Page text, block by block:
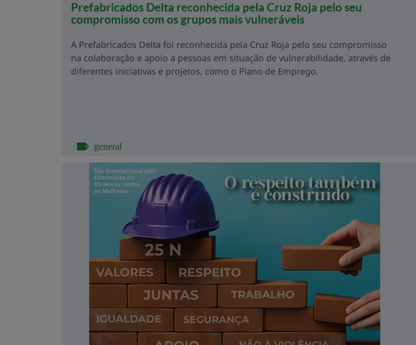
Prefabricados Delta reconhecida pela Cruz Roja pelo seu
compromisso com os grupos mais vulneráveis
A Prefabricados Delta foi reconhecida pela Cruz Roja pelo seu compromisso
na colaboração e apoio a pessoas em situação de vulnerabilidade, através de
diferentes iniciativas e projetos, como o Plano de Emprego.
general